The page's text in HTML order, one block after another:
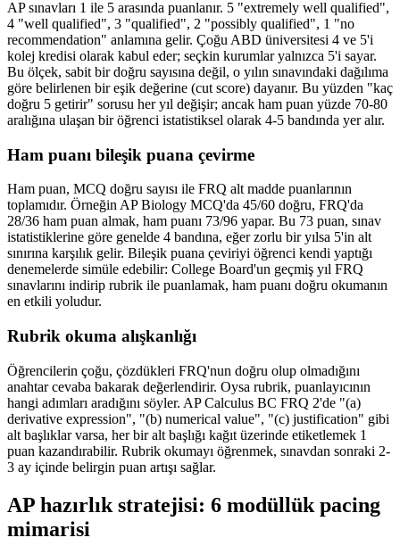
AP sınavları 1 ile 5 arasında puanlanır. 5 "extremely well qualified",
4 "well qualified", 3 "qualified", 2 "possibly qualified", 1 "no
recommendation" anlamına gelir. Çoğu ABD üniversitesi 4 ve 5'i
kolej kredisi olarak kabul eder; seçkin kurumlar yalnızca 5'i sayar.
Bu ölçek, sabit bir doğru sayısına değil, o yılın sınavındaki dağılıma
göre belirlenen bir eşik değerine (cut score) dayanır. Bu yüzden "kaç
doğru 5 getirir" sorusu her yıl değişir; ancak ham puan yüzde 70-80
aralığına ulaşan bir öğrenci istatistiksel olarak 4-5 bandında yer alır.
Ham puanı bileşik puana çevirme
Ham puan, MCQ doğru sayısı ile FRQ alt madde puanlarının
toplamıdır. Örneğin AP Biology MCQ'da 45/60 doğru, FRQ'da
28/36 ham puan almak, ham puanı 73/96 yapar. Bu 73 puan, sınav
istatistiklerine göre genelde 4 bandına, eğer zorlu bir yılsa 5'in alt
sınırına karşılık gelir. Bileşik puana çeviriyi öğrenci kendi yaptığı
denemelerde simüle edebilir: College Board'un geçmiş yıl FRQ
sınavlarını indirip rubrik ile puanlamak, ham puanı doğru okumanın
en etkili yoludur.
Rubrik okuma alışkanlığı
Öğrencilerin çoğu, çözdükleri FRQ'nun doğru olup olmadığını
anahtar cevaba bakarak değerlendirir. Oysa rubrik, puanlayıcının
hangi adımları aradığını söyler. AP Calculus BC FRQ 2'de "(a)
derivative expression", "(b) numerical value", "(c) justification" gibi
alt başlıklar varsa, her bir alt başlığı kağıt üzerinde etiketlemek 1
puan kazandırabilir. Rubrik okumayı öğrenmek, sınavdan sonraki 2-
3 ay içinde belirgin puan artışı sağlar.
AP hazırlık stratejisi: 6 modüllük pacing
mimarisi